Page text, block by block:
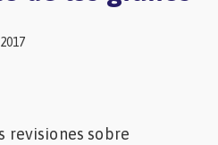
revisiones sobre